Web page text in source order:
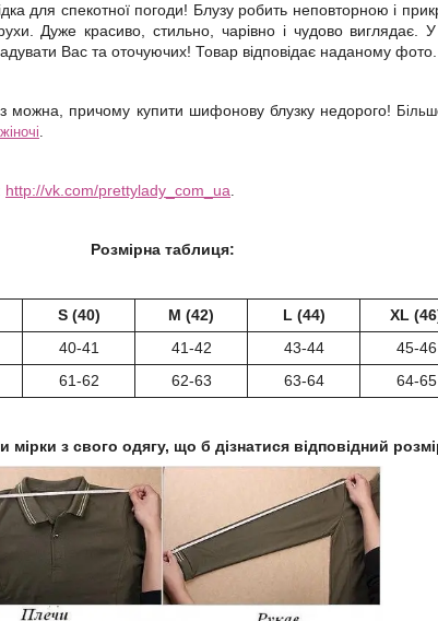
для спекотної погоди! Блузу робить неповторною і
Дуже красиво, стильно, чарівно і чудово виглядає. У
Вас та оточуючих! Товар відповідає наданому фото.
можна, причому купити шифонову блузку недорого!
.
http://vk.com/prettylady_com_ua.
Розмірна таблиця:
S (40) M (42) L (44) XL
40-41 41-42 43-44 45-46
61-62 62-63 63-64 64-65
мірки з свого одягу, що б дізнатися відповідний